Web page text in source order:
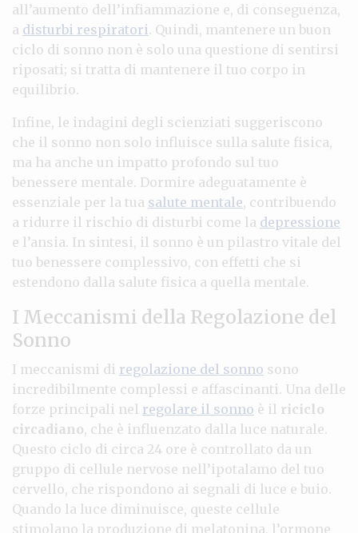
all’aumento dell’infiammazione e, di conseguenza,
a disturbi respiratori. Quindi, mantenere un buon
ciclo di sonno non è solo una questione di sentirsi
riposati; si tratta di mantenere il tuo corpo in
equilibrio.
Infine, le indagini degli scienziati suggeriscono
che il sonno non solo influisce sulla salute fisica,
ma ha anche un impatto profondo sul tuo
benessere mentale. Dormire adeguatamente è
essenziale per la tua salute mentale, contribuendo
a ridurre il rischio di disturbi come la depressione
e l’ansia. In sintesi, il sonno è un pilastro vitale del
tuo benessere complessivo, con effetti che si
estendono dalla salute fisica a quella mentale.
I Meccanismi della Regolazione del
Sonno
I meccanismi di regolazione del sonno sono
incredibilmente complessi e affascinanti. Una delle
forze principali nel regolare il sonno è il riciclo
circadiano, che è influenzato dalla luce naturale.
Questo ciclo di circa 24 ore è controllato da un
gruppo di cellule nervose nell’ipotalamo del tuo
cervello, che rispondono ai segnali di luce e buio.
Quando la luce diminuisce, queste cellule
stimolano la produzione di melatonina, l’ormone